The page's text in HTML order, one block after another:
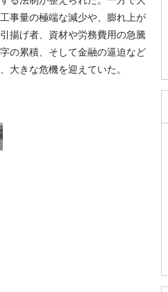
事量の極端な減少や、膨れ上が
揚げ者、資材や労務費用の急騰
の累積、そして金融の逼迫など
大きな危機を迎えていた。